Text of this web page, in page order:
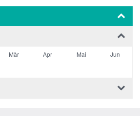
Mär Apr Mai
Jun